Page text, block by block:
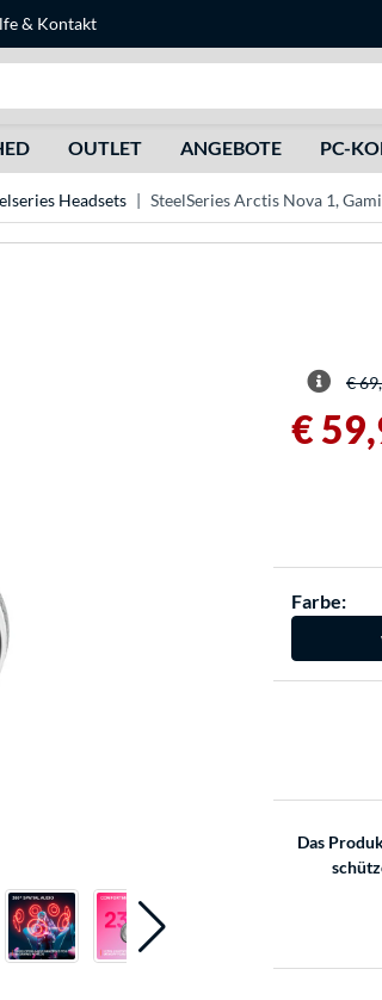
& Kontakt
OUTLET ANGEBOTE PC-
Headsets SteelSeries Arctis Nova 1,
€
€
Farbe:
Das